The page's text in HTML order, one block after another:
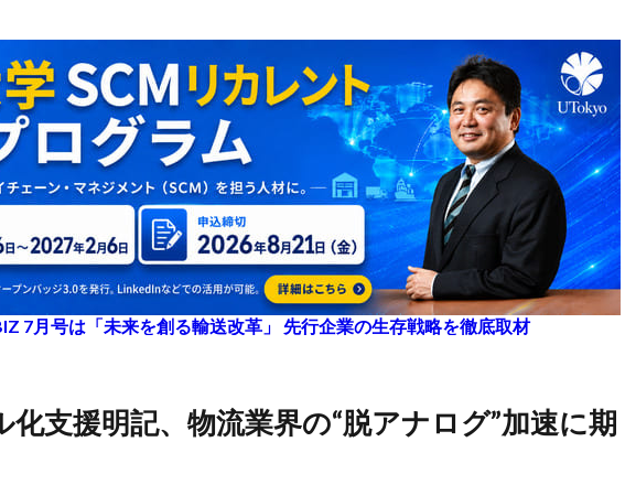
7月号は「未来を創る輸送改革」 先行企業の生存戦略を徹底取材